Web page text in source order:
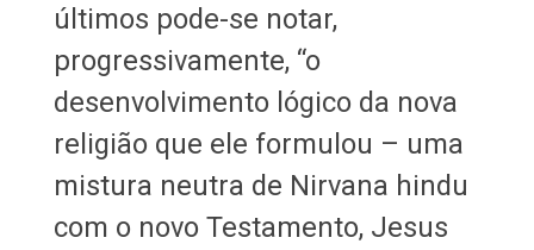
últimos pode-se notar,
progressivamente, “o
desenvolvimento lógico da nova
religião que ele formulou – uma
mistura neutra de Nirvana hindu
com o novo Testamento, Jesus